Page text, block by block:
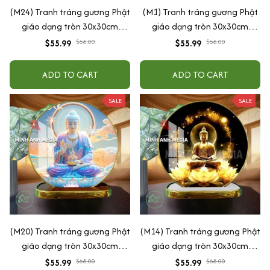
(M24) Tranh tráng gương Phật
giáo dạng tròn 30x30cm
(Tặng đế để bàn)
$55.99 $68.00
ADD TO CART
(M1) Tranh tráng gương Phật
giáo dạng tròn 30x30cm
(Tặng đế để bàn)
$55.99 $68.00
ADD TO CART
SALE
(M20) Tranh tráng gương Phật
giáo dạng tròn 30x30cm
(Tặng đế để bàn)
$55.99 $68.00
SALE
(M14) Tranh tráng gương Phật
giáo dạng tròn 30x30cm
(Tặng đế để bàn)
$55.99 $68.00